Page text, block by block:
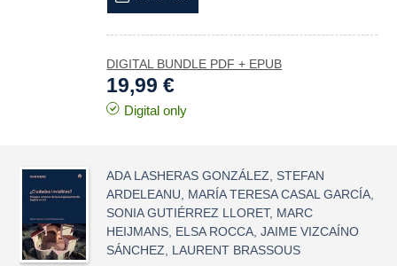
DIGITAL BUNDLE PDF + EPUB
19,99 €
Digital only
ADA LASHERAS GONZÁLEZ
STEFAN
ARDELEANU
MARÍA TERESA CASAL GARCÍA
SONIA GUTIÉRREZ LLORET, MARC
HEIJMANS ELSA ROCCA ,JAIME VIZCAÍNO
SÁNCHEZ
LAURENT BRASSOUS